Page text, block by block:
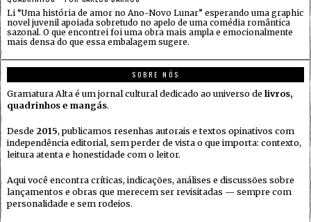
Li “Uma história de amor no Ano-Novo Lunar” esperando uma graphic
novel juvenil apoiada sobretudo no apelo de uma comédia romântica
sazonal. O que encontrei foi uma obra mais ampla e emocionalmente
mais densa do que essa embalagem sugere.
SOBRE NÓS
Gramatura Alta é um jornal cultural dedicado ao universo de livros,
quadrinhos e mangás.
Desde 2015, publicamos resenhas autorais e textos opinativos com
independência editorial, sem perder de vista o que importa: contexto,
leitura atenta e honestidade com o leitor.
Aqui você encontra críticas, indicações, análises e discussões sobre
lançamentos e obras que merecem ser revisitadas — sempre com
personalidade e sem rodeios.